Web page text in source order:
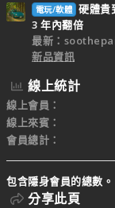
電玩/軟體 硬體貴
3 年內翻倍
最新：
新品資訊
線上統計
線上會員
線上來賓
會員總計
包含隱身會員的總數。
分享此頁